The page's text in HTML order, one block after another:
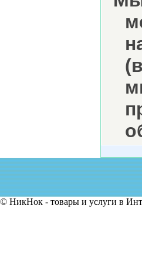
© НикНок - товары и услуги в